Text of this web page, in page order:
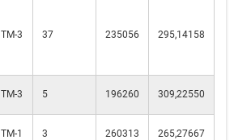
TM-3 37 235056 295,14158
TM-3 5 196260 309,22550
TM-1 3 260313 265,27667